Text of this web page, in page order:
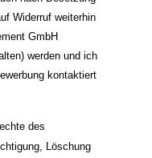
Widerruf weiterhin
GmbH
werden und ich
kontaktiert
des
Löschung